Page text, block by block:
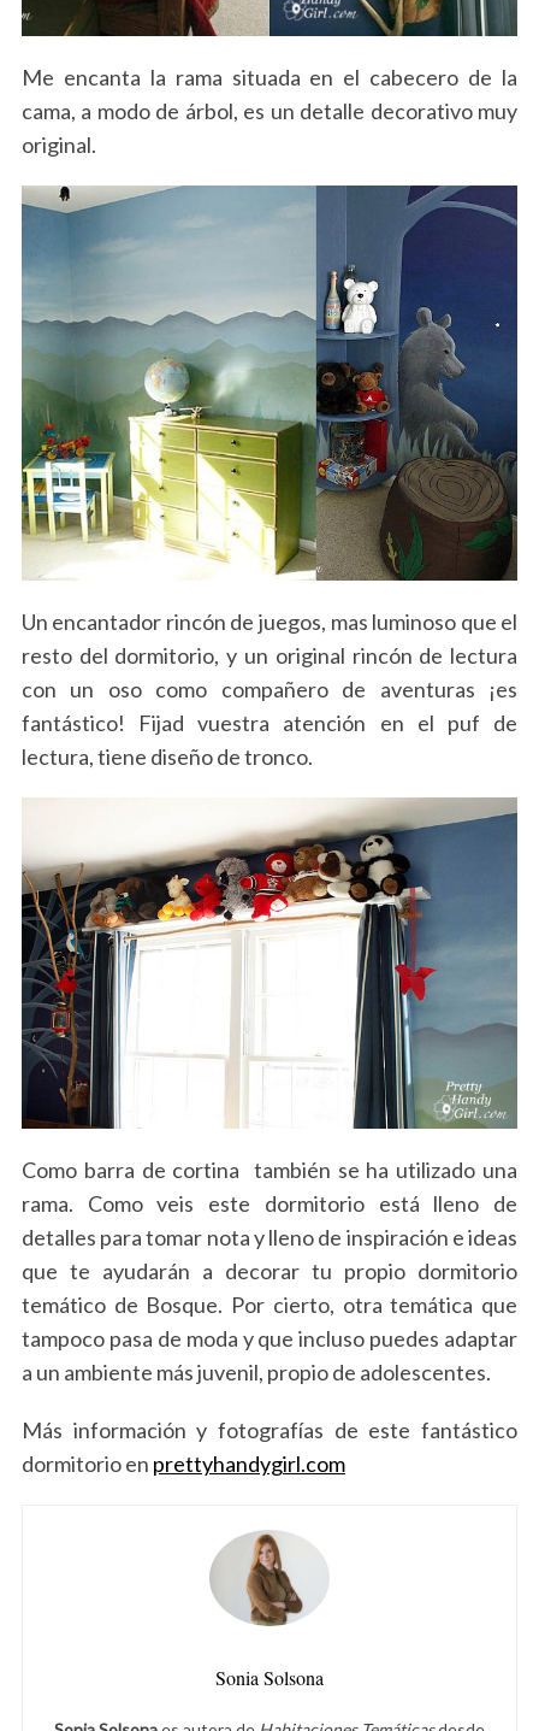
Me encanta la rama situada en el cabecero de la
cama, a modo de árbol, es un detalle decorativo muy
original.
Un encantador rincón de juegos, mas luminoso que el
resto del dormitorio, y un original rincón de lectura
con un oso como compañero de aventuras ¡es
fantástico! Fijad vuestra atención en el puf de
lectura, tiene diseño de tronco.
Como barra de cortina también se ha utilizado una
rama. Como veis este dormitorio está lleno de
detalles para tomar nota y lleno de inspiración e ideas
que te ayudarán a decorar tu propio dormitorio
temático de Bosque. Por cierto, otra temática que
tampoco pasa de moda y que incluso puedes adaptar
a un ambiente más juvenil, propio de adolescentes.
Más información y fotografías de este fantástico
dormitorio en prettyhandygirl.com
Sonia Solsona
a
h
f
o
r
: